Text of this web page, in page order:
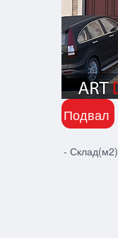
Подвал
- Склад(м2)